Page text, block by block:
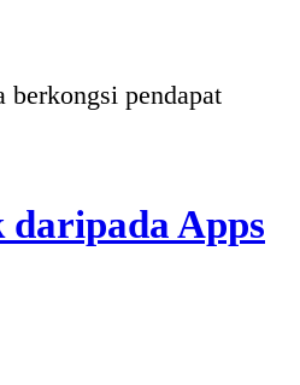
berkongsi pendapat
Apps